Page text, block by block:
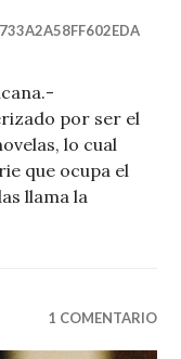
por ser el
lo cual
que ocupa el
llama la
1 COMENTARIO